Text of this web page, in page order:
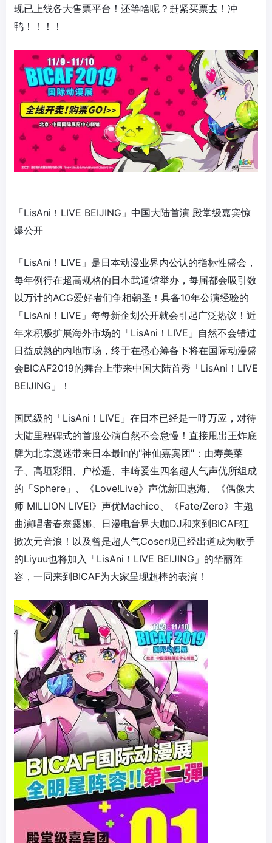
现已上线各大售票平台！还等啥呢？赶紧买票去！冲
鸭！！！！
「LisAni！LIVE BEIJING」中国大陆首演 殿堂级嘉宾惊
爆公开
「LisAni！LIVE」是日本动漫业界内公认的指标性盛会，
每年例行在超高规格的日本武道馆举办，每届都会吸引数
以万计的ACG爱好者们争相朝圣！具备10年公演经验的
「LisAni！LIVE」每每新企划公开就会引起广泛热议！近
年来积极扩展海外市场的「LisAni！LIVE」自然不会错过
日益成熟的内地市场，终于在悉心筹备下将在国际动漫盛
会BICAF2019的舞台上带来中国大陆首秀「LisAni！LIVE
BEIJING」！
国民级的「LisAni！LIVE」在日本已经是一呼万应，对待
大陆里程碑式的首度公演自然不会怠慢！直接甩出王炸底
牌为北京漫迷带来日本最in的"神仙嘉宾团"：由寿美菜
子、高垣彩阳、户松遥、丰崎爱生四名超人气声优所组成
的「Sphere」、《Love!Live》声优新田惠海、《偶像大
师 MILLION LIVE!》声优Machico、《Fate/Zero》主题
曲演唱者春奈露娜、日漫电音界大咖DJ和来到BICAF狂
掀次元音浪！以及曾是超人气Coser现已经出道成为歌手
的Liyuu也将加入「LisAni！LIVE BEIJING」的华丽阵
容，一同来到BICAF为大家呈现超棒的表演！